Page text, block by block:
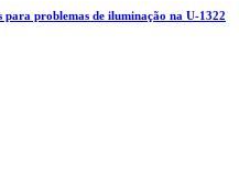
problemas de iluminação na U-1322